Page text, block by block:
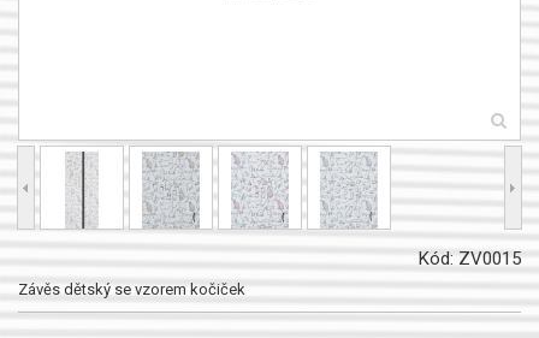
Kód: ZV0015
Závěs dětský se vzorem kočiček